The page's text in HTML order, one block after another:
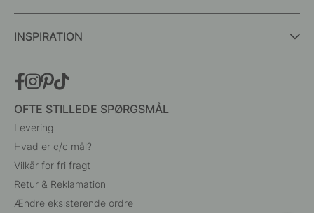
INSPIRATION
OFTE STILLEDE SPØRGSMÅL
Levering
Hvad er c/c mål?
Vilkår for fri fragt
Retur & Reklamation
Ændre eksisterende ordre